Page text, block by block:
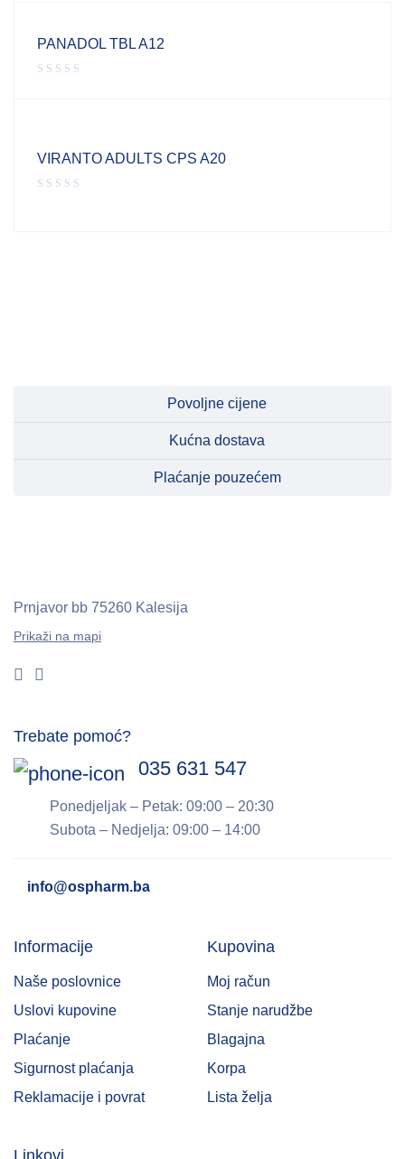
PANADOL TBL A12
VIRANTO ADULTS CPS A20
Povoljne cijene
Kućna dostava
Plaćanje pouzećem
Prnjavor bb 75260 Kalesija
Prikaži na mapi
Trebate pomoć?
035 631 547
Ponedjeljak – Petak: 09:00 – 20:30
Subota – Nedjelja: 09:00 – 14:00
info@ospharm.ba
Informacije
Naše poslovnice
Uslovi kupovine
Plaćanje
Sigurnost plaćanja
Reklamacije i povrat
Kupovina
Moj račun
Stanje narudžbe
Blagajna
Korpa
Lista želja